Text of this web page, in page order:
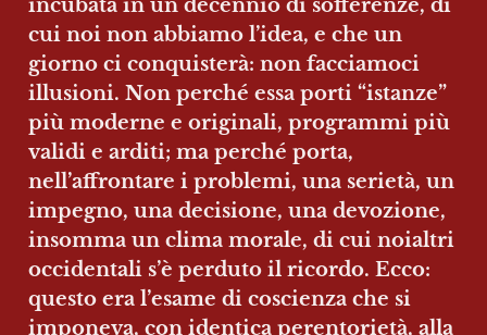
incubata in un decennio di sofferenze, di
cui noi non abbiamo l’idea, e che un
giorno ci conquisterà: non facciamoci
illusioni. Non perché essa porti “istanze”
più moderne e originali, programmi più
validi e arditi; ma perché porta,
nell’affrontare i problemi, una serietà, un
impegno, una decisione, una devozione,
insomma un clima morale, di cui noialtri
occidentali s’è perduto il ricordo. Ecco:
questo era l’esame di coscienza che si
imponeva, con identica perentorietà, alla